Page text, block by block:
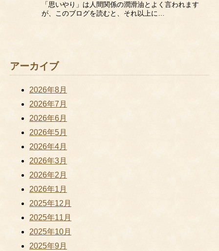
「思いやり」は人間関係の潤滑油とよく言われます
が、このブログを読むと、それ以上に…
アーカイブ
2026年8月
2026年7月
2026年6月
2026年5月
2026年4月
2026年3月
2026年2月
2026年1月
2025年12月
2025年11月
2025年10月
2025年9月